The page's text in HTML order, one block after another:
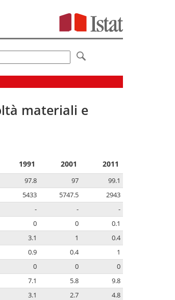
materiali e
1991 2001 2011
97.8 97
99.1
5433 5747.5
2943
- -
-
0 0
0.1
3.1 1
0.4
0.9 0.4
1
0 0
0
7.1 5.8
9.8
3.1 2.7 4.8